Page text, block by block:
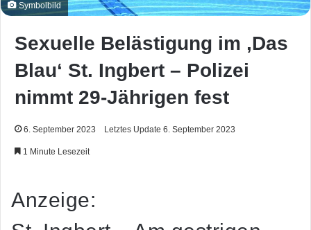
Symbolbild
Sexuelle Belästigung im ‚Das
Blau‘ St. Ingbert – Polizei
nimmt 29-Jährigen fest
6. September 2023 Letztes Update 6. September 2023
1 Minute Lesezeit
Anzeige: